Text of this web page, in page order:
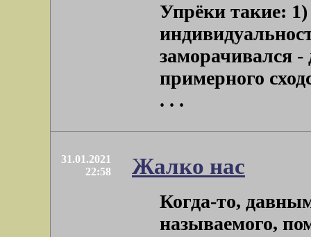
Упрёки такие:
заморачивался -
примерного
. . .
31.01.2021
22:58
Жалко нас
Когда-то,
называемого,